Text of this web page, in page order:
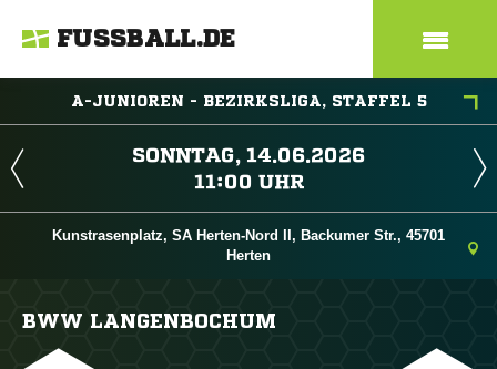
FUSSBALL.DE
A-JUNIOREN - BEZIRKSLIGA, STAFFEL 5
 
 
Kunstrasenplatz, SA Herten-Nord II, Backumer Str., 45701
Herten
BWW LANGENBOCHUM